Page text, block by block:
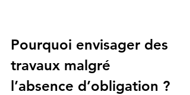
Pourquoi envisager des
travaux malgré
l’absence d’obligation ?